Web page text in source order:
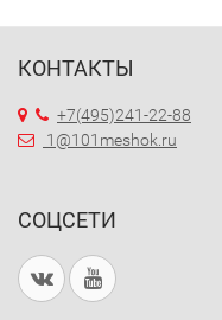
КОНТАКТЫ
+7(495)241-22-88
1@101meshok.ru
СОЦСЕТИ